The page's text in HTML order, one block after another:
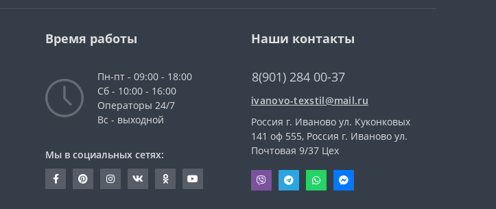
Время работы
Пн-пт - 09:00 - 18:00
Сб - 10:00 - 16:00
Операторы 24/7
Вс - выходной
Мы в социальных сетях:
Наши контакты
8(901) 284 00-37
ivanovo-texstil@mail.ru
Россия г. Иваново ул. Куконковых
141 оф 555, Россия г. Иваново ул.
Почтовая 9/37 Цех